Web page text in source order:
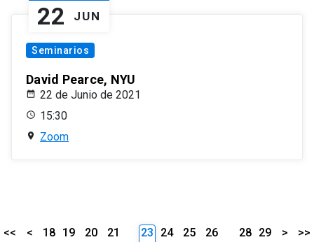
22 JUN
Seminarios
David Pearce, NYU
22 de Junio de 2021
15:30
Zoom
<< < 18 19 20
21
23 24 25
26
28 29 > >>